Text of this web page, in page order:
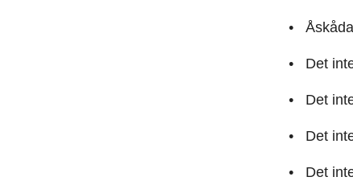
•
• Det
• Det
• Det
• Det